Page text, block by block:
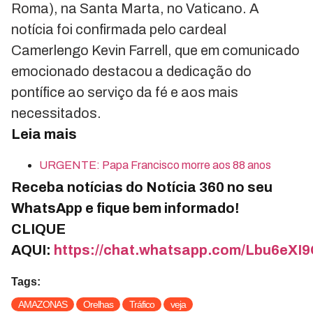
Roma), na Santa Marta, no Vaticano. A
notícia foi confirmada pelo cardeal
Camerlengo Kevin Farrell, que em comunicado
emocionado destacou a dedicação do
pontífice ao serviço da fé e aos mais
necessitados.
Leia mais
URGENTE: Papa Francisco morre aos 88 anos
Receba notícias do Notícia 360 no seu
WhatsApp e fique bem informado!
CLIQUE
AQUI: https://chat.whatsapp.com/
Tags:
AMAZONAS Orelhas Tráfico veja